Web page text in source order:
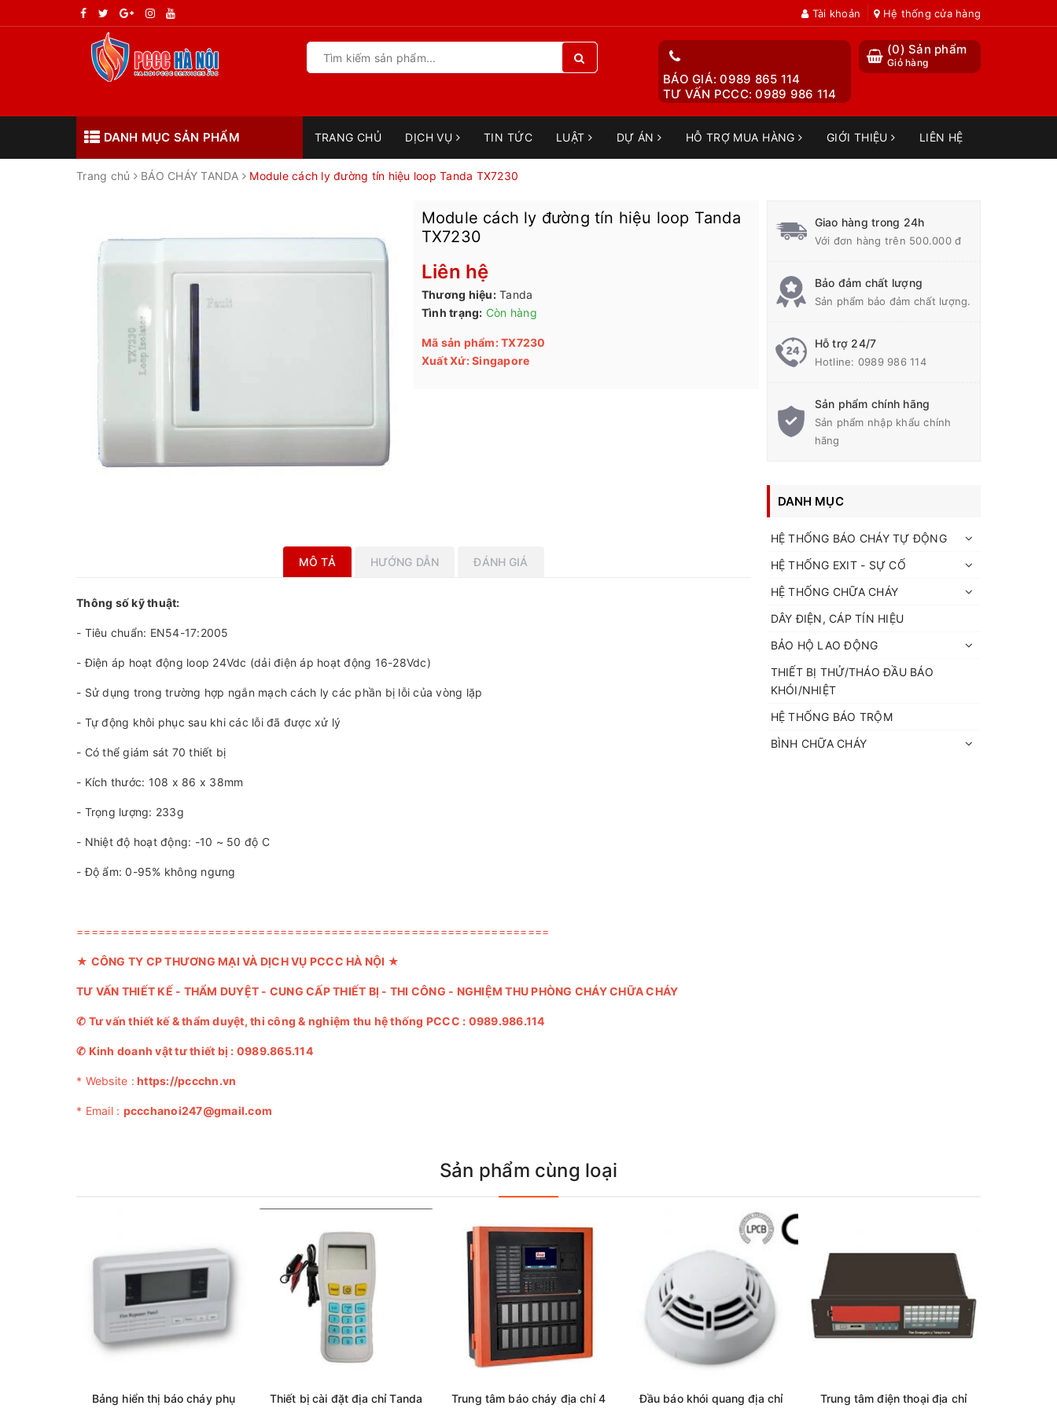
Tài khoản Hệ thống cửa hàng
(0) Sản phẩm
Giỏ hàng
BÁO GIÁ: 0989 865 114
TƯ VẤN PCCC: 0989 986 114
DANH MỤC SẢN PHẨM TRANG CHỦ DỊCH VỤ TIN TỨC LUẬT DỰ ÁN HỖ TRỢ MUA HÀNG GIỚI THIỆU LIÊN HỆ
Trang chủ BÁO CHÁY TANDA Module cách ly đường tín hiệu loop Tanda TX7230
Module cách ly đường tín hiệu loop Tanda
TX7230
Liên hệ
Thương hiệu: Tanda
Tình trạng: Còn hàng
Mã sản phẩm: TX7230
Xuất Xứ: Singapore
MÔ TẢ HƯỚNG DẪN ĐÁNH GIÁ
Thông số kỹ thuật:
- Tiêu chuẩn: EN54-17:2005
- Điện áp hoạt động loop 24Vdc (dải điện áp hoạt động 16-28Vdc)
- Sử dụng trong trường hợp ngắn mạch cách ly các phần bị lỗi của vòng lặp
- Tự động khôi phục sau khi các lỗi đã được xử lý
- Có thể giám sát 70 thiết bị
- Kích thước: 108 x 86 x 38mm
- Trọng lượng: 233g
- Nhiệt độ hoạt động: -10 ~ 50 độ C
- Độ ẩm: 0-95% không ngưng
=================================================================
★ CÔNG TY CP THƯƠNG MẠI VÀ DỊCH VỤ PCCC HÀ NỘI ★
TƯ VẤN THIẾT KẾ - THẨM DUYỆT - CUNG CẤP THIẾT BỊ - THI CÔNG - NGHIỆM THU PHÒNG CHÁY CHỮA CHÁY
✆ Tư vấn thiết kế & thẩm duyệt, thi công & nghiệm thu hệ thống PCCC : 0989.986.114
✆ Kinh doanh vật tư thiết bị : 0989.865.114
* Website : https://pccchn.vn
* Email : pccchanoi247@gmail.com
Giao hàng trong 24h
Với đơn hàng trên 500.000 đ
Bảo đảm chất lượng
Sản phẩm bảo đảm chất lượng.
Hỗ trợ 24/7
Hotline: 0989 986 114
Sản phẩm chính hãng
Sản phẩm nhập khẩu chính
hãng
DANH MỤC
HỆ THỐNG BÁO CHÁY TỰ ĐỘNG
HỆ THỐNG EXIT - SỰ CỐ
HỆ THỐNG CHỮA CHÁY
DÂY ĐIỆN, CÁP TÍN HIỆU
BẢO HỘ LAO ĐỘNG
THIẾT BỊ THỬ/THÁO ĐẦU BÁO
KHÓI/NHIỆT
HỆ THỐNG BÁO TRỘM
BÌNH CHỮA CHÁY
Sản phẩm cùng loại
Bảng hiển thị báo cháy phụ
Thiết bị cài đặt địa chỉ Tanda
Trung tâm báo cháy địa chỉ 4
Đầu báo khói quang địa chỉ
Trung tâm điện thoại địa chỉ